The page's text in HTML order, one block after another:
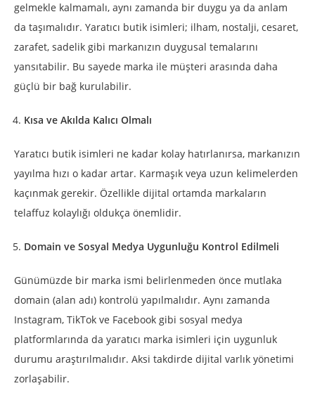
gelmekle kalmamalı, aynı zamanda bir duygu ya da anlam
da taşımalıdır. Yaratıcı butik isimleri; ilham, nostalji, cesaret,
zarafet, sadelik gibi markanızın duygusal temalarını
yansıtabilir. Bu sayede marka ile müşteri arasında daha
güçlü bir bağ kurulabilir.
Kısa ve Akılda Kalıcı Olmalı
Yaratıcı butik isimleri ne kadar kolay hatırlanırsa, markanızın
yayılma hızı o kadar artar. Karmaşık veya uzun kelimelerden
kaçınmak gerekir. Özellikle dijital ortamda markaların
telaffuz kolaylığı oldukça önemlidir.
Domain ve Sosyal Medya Uygunluğu Kontrol Edilmeli
Günümüzde bir marka ismi belirlenmeden önce mutlaka
domain (alan adı) kontrolü yapılmalıdır. Aynı zamanda
Instagram, TikTok ve Facebook gibi sosyal medya
platformlarında da yaratıcı marka isimleri için uygunluk
durumu araştırılmalıdır. Aksi takdirde dijital varlık yönetimi
zorlaşabilir.